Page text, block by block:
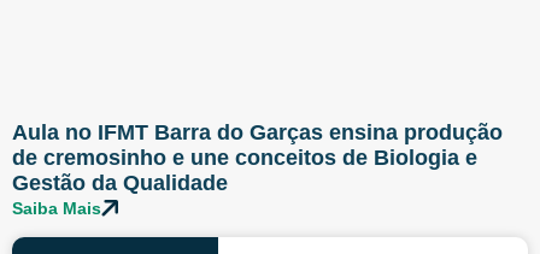
Aula no IFMT Barra do Garças ensina produção
de cremosinho e une conceitos de Biologia e
Gestão da Qualidade
Saiba Mais